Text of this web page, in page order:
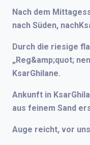
Nach dem
nach Süden,
Durch die riesige
„Reg&amp;quot;
KsarGhilane.
Ankunft in
aus feinem Sand
Auge reicht, vor